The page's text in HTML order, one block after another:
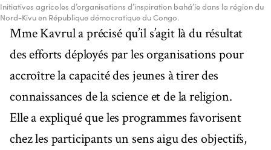
Initiatives agricoles d’organisations d’inspiration bahá’íe dans la région du
Nord-Kivu en République démocratique du Congo.
Mme Kavrul a précisé qu’il s’agit là du résultat
des efforts déployés par les organisations pour
accroître la capacité des jeunes à tirer des
connaissances de la science et de la religion.
Elle a expliqué que les programmes favorisent
chez les participants un sens aigu des objectifs,